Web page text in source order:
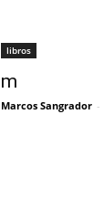
libros
m
Marcos Sangrador -